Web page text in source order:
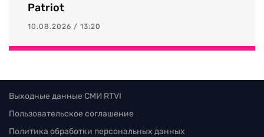
Patriot
10.08.2026 / 13:20
Выходные данные СМИ RTVI
Пользовательское соглашение
Политика обработки персональных данных